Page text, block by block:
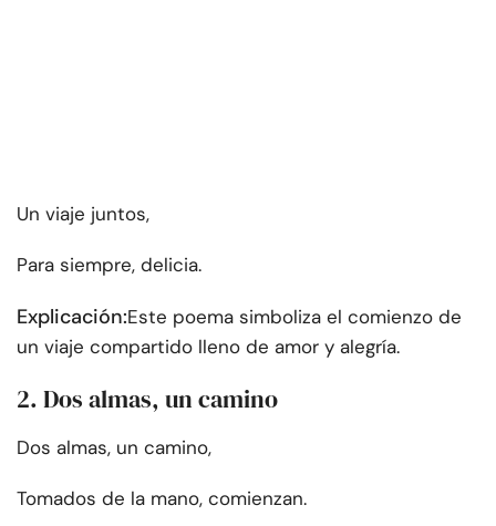
Un viaje juntos,
Para siempre, delicia.
Explicación:Este poema simboliza el comienzo de
un viaje compartido lleno de amor y alegría.
2. Dos almas, un camino
Dos almas, un camino,
Tomados de la mano, comienzan.